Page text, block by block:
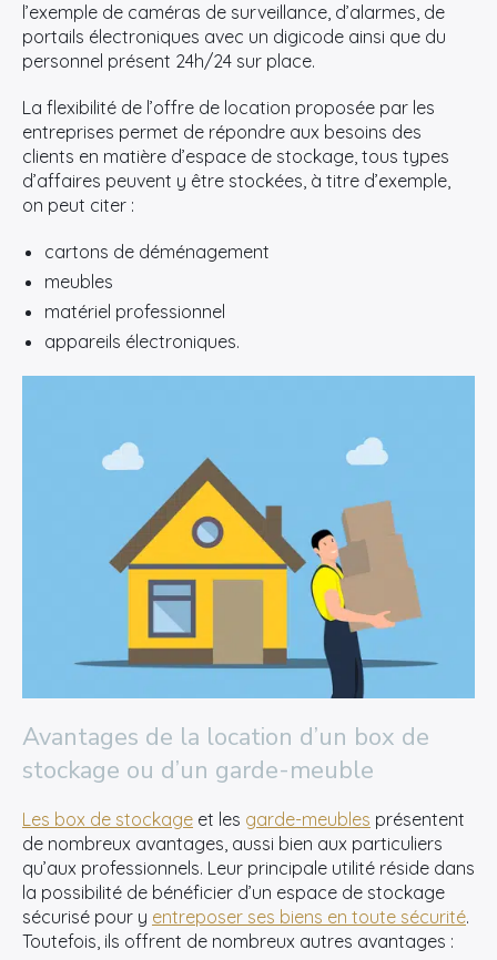
l’exemple de caméras de surveillance, d’alarmes, de
portails électroniques avec un digicode ainsi que du
personnel présent 24h/24 sur place.
La flexibilité de l’offre de location proposée par les
entreprises permet de répondre aux besoins des
clients en matière d’espace de stockage, tous types
d’affaires peuvent y être stockées, à titre d’exemple,
on peut citer :
cartons de déménagement
meubles
matériel professionnel
appareils électroniques.
Avantages de la location d’un box de
stockage ou d’un garde-meuble
Les box de stockage et les garde-meubles présentent
de nombreux avantages, aussi bien aux particuliers
qu’aux professionnels. Leur principale utilité réside dans
la possibilité de bénéficier d’un espace de stockage
sécurisé pour y entreposer ses biens en toute sécurité.
Toutefois, ils offrent de nombreux autres avantages :